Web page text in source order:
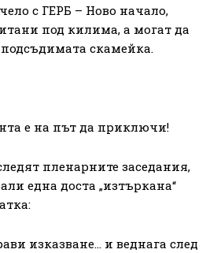
с ГЕРБ – Ново начало,
под килима, а могат да
скамейка.
е на път да приключи!
пленарните заседания,
една доста „изтъркана“
изказване… и веднага след